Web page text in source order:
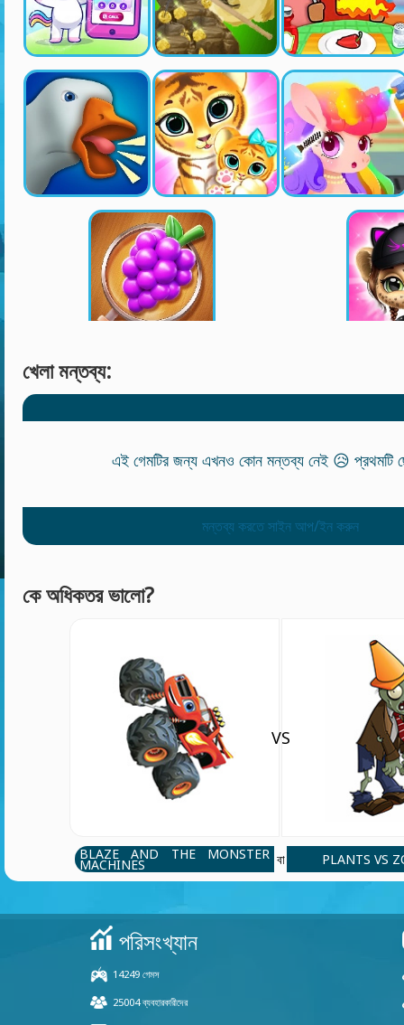
খেলা মন্তব্য:
এই গেমটির জন্য এখনও কোন মন্তব্য নেই 😥 প্রথমটি
মন্তব্য করতে সাইন আপ/ইন করুন
কে অধিকতর ভালো?
BLAZE AND THE MONSTER
MACHINES
VS
বা PLANTS VS